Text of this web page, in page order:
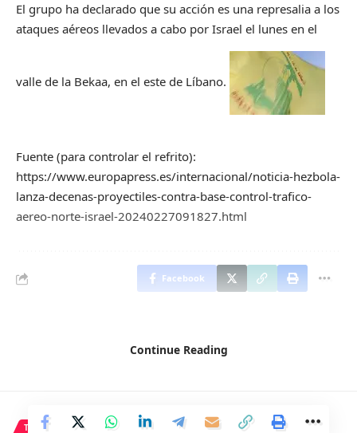
El grupo ha declarado que su acción es una represalia a los
ataques aéreos llevados a cabo por Israel el lunes en el
valle de la Bekaa, en el este de Líbano.
Fuente (para controlar el refrito):
https://www.europapress.es/internacional/noticia-hezbola-
lanza-decenas-proyectiles-contra-base-control-trafico-
aereo-norte-israel-20240227091827.html
Facebook
Continue Reading
TECNOLOGÍA